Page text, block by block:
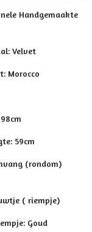
Handgemaakte
Velvet
Morocco
59cm
(rondom)
( riempje)
Goud